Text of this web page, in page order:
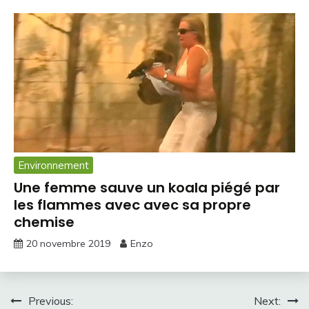
Environnement
Une femme sauve un koala piégé par
les flammes avec avec sa propre
chemise
20 novembre 2019 Enzo
Navigation
Previous: Next: